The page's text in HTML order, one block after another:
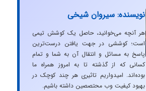
نویسنده: سیروان شیخی
هر آنچه می‌خوانید، حاصل یک کوشش تیمی
است؛ کوششی در جهت یافتن درست‌ترین
پاسخ به مسائل و انتقال آن به شما و تمام
کسانی که از گذشته تا به امروز همراه ما
بوده‌اند. امیدواریم تاثیری هر چند کوچک در
بهبود کیفیت وب محتصصین داشته باشیم.